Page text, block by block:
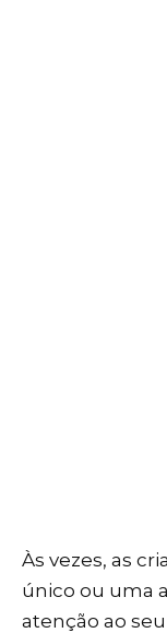
Às vezes, as
único ou uma
atenção ao